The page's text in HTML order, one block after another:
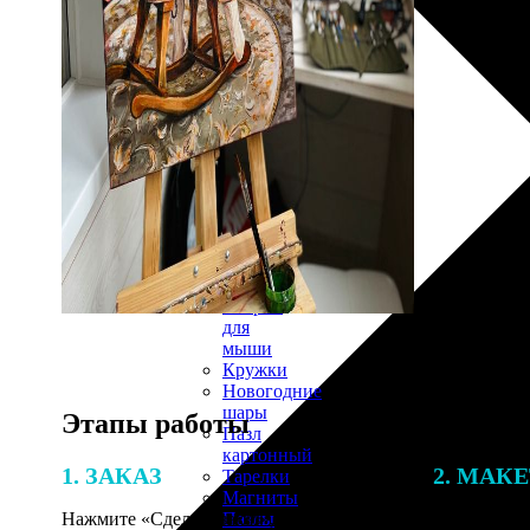
30х40
20х45
30х60
30х90
40х40
40х60
Пенокартон
Модульные
картины
ФотоПостеры
ФотоПодушки
Фотоcувениры
Значки
Коврик
для
мыши
Кружки
Новогодние
шары
Пазл
картонный
Тарелки
Магниты
Пазлы
Этапы работы
1. ЗАКАЗ
Нажмите «Сделать заказ», выберите
2.
В